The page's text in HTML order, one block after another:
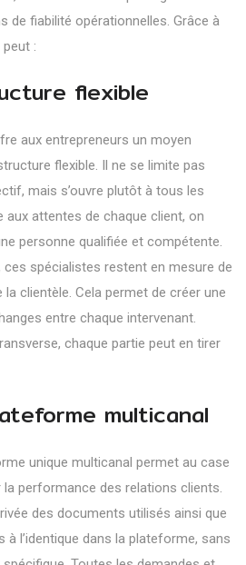
de fiabilité opérationnelles. Grâce à
:
flexible
aux entrepreneurs un moyen
flexible. Il ne se limite pas
mais s’ouvre plutôt à tous les
aux attentes de chaque client, on
personne qualifiée et compétente.
spécialistes restent en mesure de
clientèle. Cela permet de créer une
entre chaque intervenant.
chaque partie peut en tirer
multicanal
unique multicanal permet au case
la performance des relations clients.
des documents utilisés ainsi que
à l’identique dans la plateforme, sans